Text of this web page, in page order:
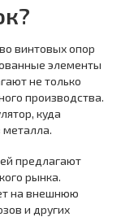
винтовых опор
элементы
не только
производства.
куда
металла.
предлагают
рынка.
на внешнюю
и других